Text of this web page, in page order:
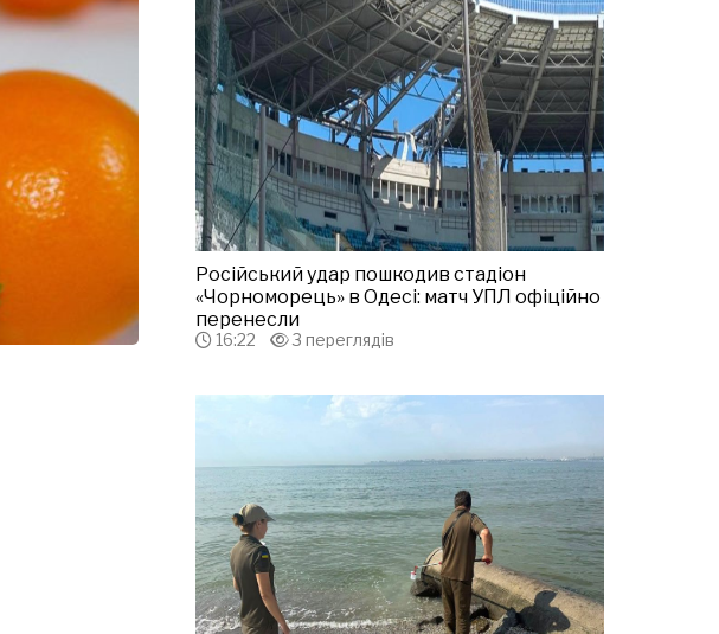
Російський удар пошкодив стадіон
«Чорноморець» в Одесі: матч УПЛ офіційно
перенесли
16:22 3 переглядів